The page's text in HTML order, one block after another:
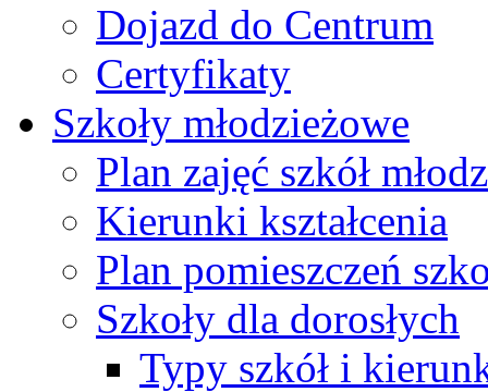
Dojazd do Centrum
Certyfikaty
Szkoły młodzieżowe
Plan zajęć szkół
Kierunki kształcenia
Plan pomieszczeń
Szkoły dla dorosłych
Typy szkół i